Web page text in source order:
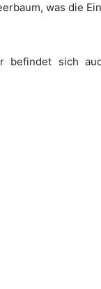
was die
befindet sich